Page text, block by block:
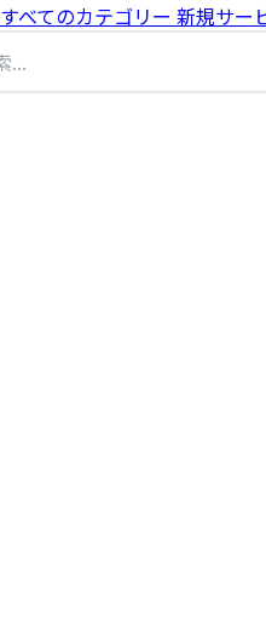
すべてのカテゴリー 新規サー